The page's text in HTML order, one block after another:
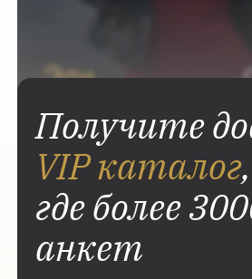
Получите
VIP каталог,
где более
анкет